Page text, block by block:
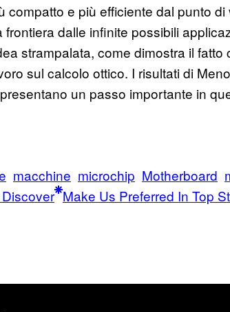
compatto e più efficiente dal punto
frontiera dalle infinite possibili
strampalata, come dimostra il
sul calcolo ottico. I risultati di
un passo importante in
macchine microchip Motherboard
Make Us Preferred In Top